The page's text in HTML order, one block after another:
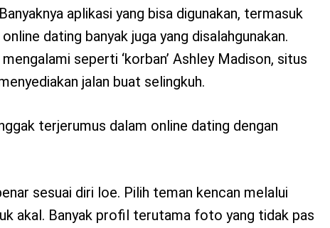
aplikasi yang bisa digunakan, termasuk
dating banyak juga yang disalahgunakan.
seperti ‘korban’ Ashley Madison, situs
jalan buat selingkuh.
terjerumus dalam online dating dengan
sesuai diri loe. Pilih teman kencan melalui
akal. Banyak profil terutama foto yang tidak pas